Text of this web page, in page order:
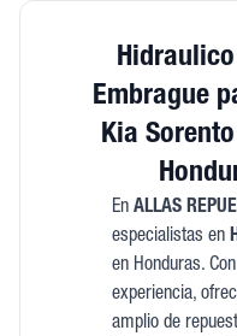
Embrague
Kia
En ALLAS
especialistas en
en Honduras.
experiencia,
amplio de